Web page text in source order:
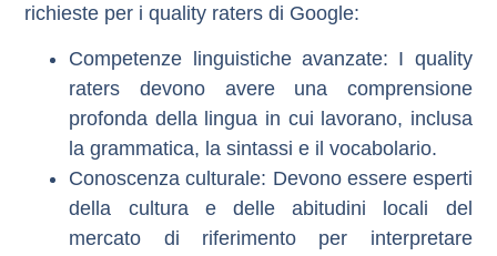
richieste per i quality raters di Google:
Competenze linguistiche avanzate: I quality
raters devono avere una comprensione
profonda della lingua in cui lavorano, inclusa
la grammatica, la sintassi e il vocabolario.
Conoscenza culturale: Devono essere esperti
della cultura e delle abitudini locali del
mercato di riferimento per interpretare